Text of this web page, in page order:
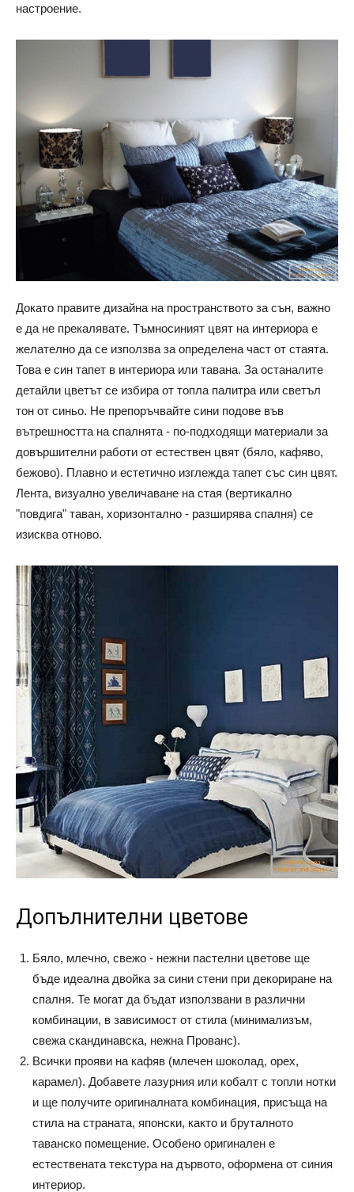
настроение.
Докато правите дизайна на пространството за сън, важно
е да не прекалявате. Тъмносиният цвят на интериора е
желателно да се използва за определена част от стаята.
Това е син тапет в интериора или тавана. За останалите
детайли цветът се избира от топла палитра или светъл
тон от синьо. Не препоръчвайте сини подове във
вътрешността на спалнята - по-подходящи материали за
довършителни работи от естествен цвят (бяло, кафяво,
бежово). Плавно и естетично изглежда тапет със син цвят.
Лента, визуално увеличаване на стая (вертикално
"повдига" таван, хоризонтално - разширява спалня) се
изисква отново.
Допълнителни цветове
Бяло, млечно, свежо - нежни пастелни цветове ще
бъде идеална двойка за сини стени при декориране на
спалня. Те могат да бъдат използвани в различни
комбинации, в зависимост от стила (минимализъм,
свежа скандинавска, нежна Прованс).
Всички прояви на кафяв (млечен шоколад, орех,
карамел). Добавете лазурния или кобалт с топли нотки
и ще получите оригиналната комбинация, присъща на
стила на страната, японски, както и бруталното
таванско помещение. Особено оригинален е
естествената текстура на дървото, оформена от синия
интериор.